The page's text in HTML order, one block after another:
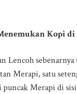
Kopi di
Lencoh
Merapi, satu
Merapi di